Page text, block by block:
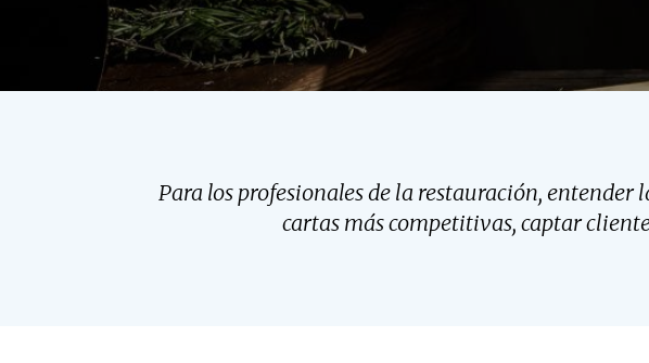
Para los profesionales de la restauración,
cartas más competitivas, captar